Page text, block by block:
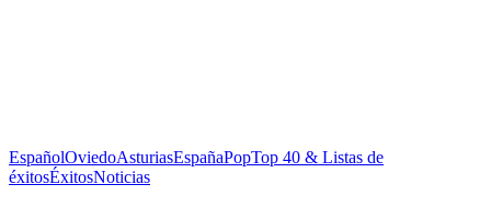
EspañolOviedoAsturiasEspañaPopTop 40 & Listas de
éxitosÉxitosNoticias